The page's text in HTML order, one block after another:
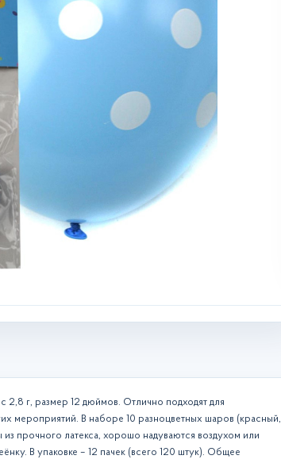
г, размер 12 дюймов. Отлично подходят для
мероприятий. В наборе 10 разноцветных шаров (красный,
прочного латекса, хорошо надуваются воздухом или
В упаковке – 12 пачек (всего 120 штук). Общее